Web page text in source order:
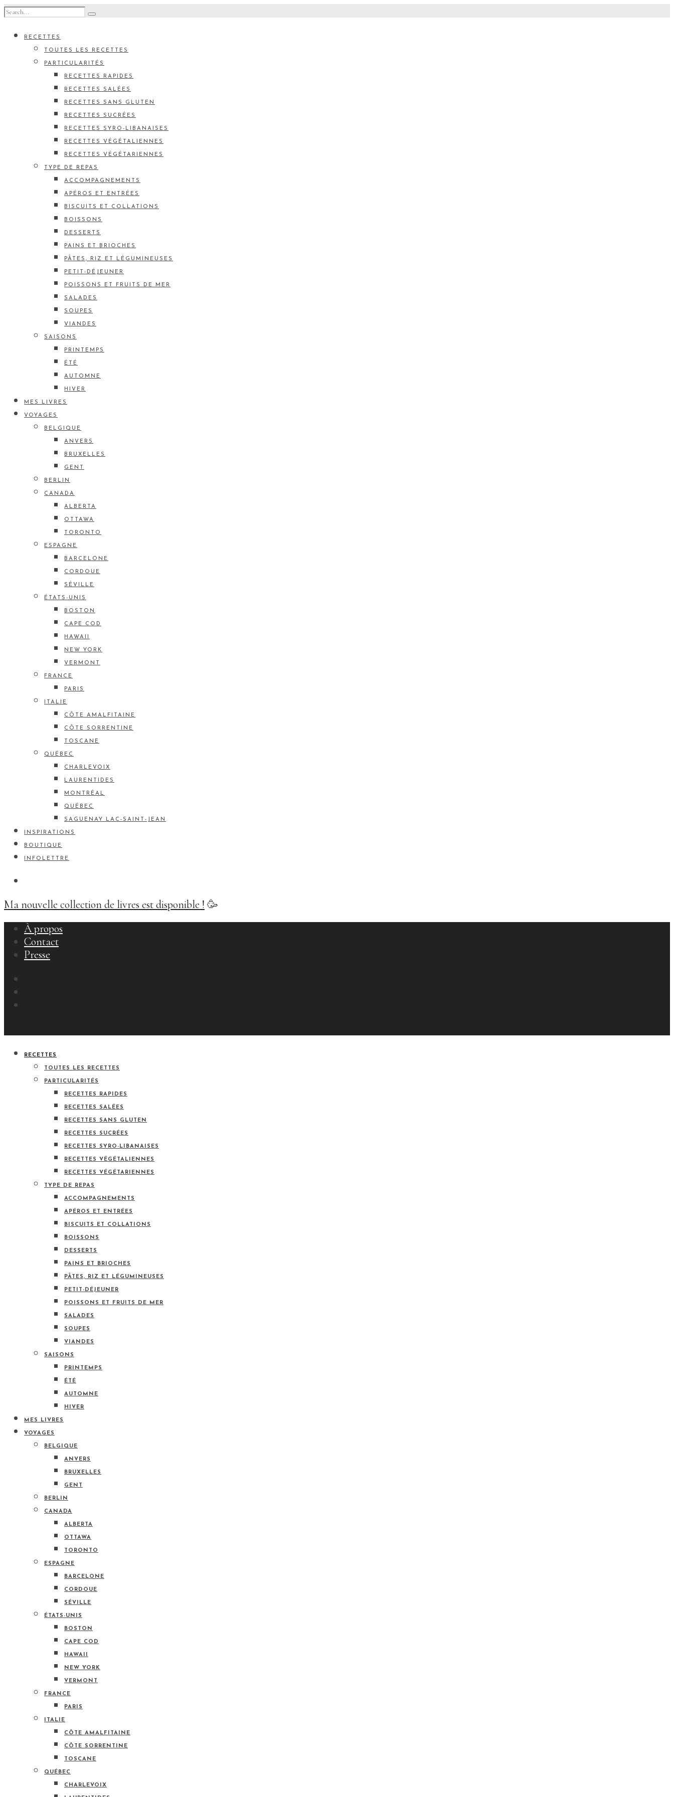
RECETTES
TOUTES LES RECETTES
PARTICULARITÉS
RECETTES RAPIDES
RECETTES SALÉES
RECETTES SANS GLUTEN
RECETTES SUCRÉES
RECETTES SYRO-LIBANAISES
RECETTES VÉGÉTALIENNES
RECETTES VÉGÉTARIENNES
TYPE DE REPAS
ACCOMPAGNEMENTS
APÉROS ET ENTRÉES
BISCUITS ET COLLATIONS
BOISSONS
DESSERTS
PAINS ET BRIOCHES
PÂTES, RIZ ET LÉGUMINEUSES
PETIT-DÉJEUNER
POISSONS ET FRUITS DE MER
SALADES
SOUPES
VIANDES
SAISONS
PRINTEMPS
ÉTÉ
AUTOMNE
HIVER
MES LIVRES
VOYAGES
BELGIQUE
ANVERS
BRUXELLES
GENT
BERLIN
CANADA
ALBERTA
OTTAWA
TORONTO
ESPAGNE
BARCELONE
CORDOUE
SÉVILLE
ÉTATS-UNIS
BOSTON
CAPE COD
HAWAII
NEW YORK
VERMONT
FRANCE
PARIS
ITALIE
CÔTE AMALFITAINE
CÔTE SORRENTINE
TOSCANE
QUÉBEC
CHARLEVOIX
LAURENTIDES
MONTRÉAL
QUÉBEC
SAGUENAY LAC-SAINT-JEAN
INSPIRATIONS
BOUTIQUE
INFOLETTRE
Ma nouvelle collection de livres est disponible ! 🥳
À propos
Contact
Presse
RECETTES
TOUTES LES RECETTES
PARTICULARITÉS
RECETTES RAPIDES
RECETTES SALÉES
RECETTES SANS GLUTEN
RECETTES SUCRÉES
RECETTES SYRO-LIBANAISES
RECETTES VÉGÉTALIENNES
RECETTES VÉGÉTARIENNES
TYPE DE REPAS
ACCOMPAGNEMENTS
APÉROS ET ENTRÉES
BISCUITS ET COLLATIONS
BOISSONS
DESSERTS
PAINS ET BRIOCHES
PÂTES, RIZ ET LÉGUMINEUSES
PETIT-DÉJEUNER
POISSONS ET FRUITS DE MER
SALADES
SOUPES
VIANDES
SAISONS
PRINTEMPS
ÉTÉ
AUTOMNE
HIVER
MES LIVRES
VOYAGES
BELGIQUE
ANVERS
BRUXELLES
GENT
BERLIN
CANADA
ALBERTA
OTTAWA
TORONTO
ESPAGNE
BARCELONE
CORDOUE
SÉVILLE
ÉTATS-UNIS
BOSTON
CAPE COD
HAWAII
NEW YORK
VERMONT
FRANCE
PARIS
ITALIE
CÔTE AMALFITAINE
CÔTE SORRENTINE
TOSCANE
QUÉBEC
CHARLEVOIX